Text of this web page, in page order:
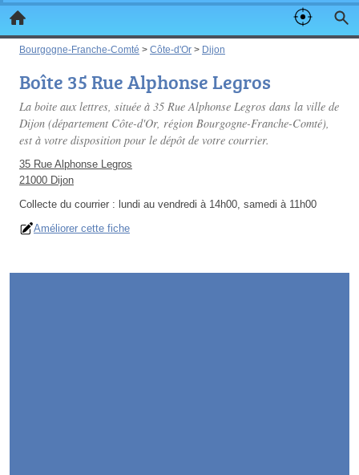
Bourgogne-Franche-Comté > Côte-d'Or > Dijon
Boîte 35 Rue Alphonse Legros
La boite aux lettres, située à 35 Rue Alphonse Legros dans la ville de
Dijon (département Côte-d'Or, région Bourgogne-Franche-Comté),
est à votre disposition pour le dépôt de votre courrier.
35 Rue Alphonse Legros
21000 Dijon
Collecte du courrier : lundi au vendredi à 14h00, samedi à 11h00
Améliorer cette fiche